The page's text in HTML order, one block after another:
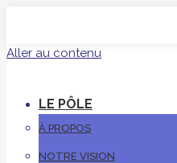
Aller au contenu
LE PÔLE
À PROPOS
NOTRE VISION